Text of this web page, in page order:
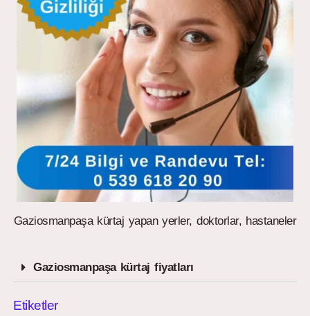
Gaziosmanpaşa kürtaj yapan yerler, doktorlar, hastaneler
Gaziosmanpaşa kürtaj fiyatları
Etiketler